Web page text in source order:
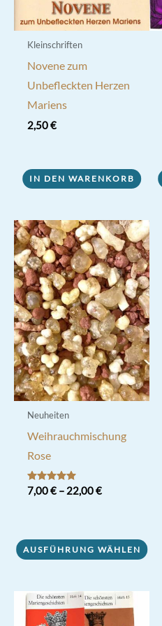
Produktseite
gewählt
werden
Kleinschriften
Novene zum
Unbefleckten Herzen
Mariens
2,50€
IN DEN WARENKORB
Neuheiten
Weihrauchmischung
Rose
Bewertet mit
5.00
7,00€– 22,00€
AUSFÜHRUNG WÄHLEN
weist
Varianten
auf.